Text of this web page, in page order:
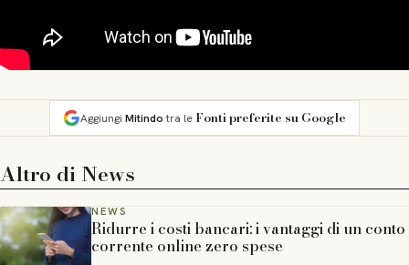
Aggiungi Mitindotra le Fonti preferite su Google
Altro di News
NEWS
Ridurre i costi bancari: i vantaggi di un conto
corrente online zero spese